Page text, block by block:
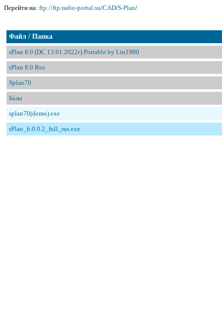
Перейти на: ftp://ftp.radio-portal.su/CAD/S-Plan/
Файл / Папка
sPlan 8.0 (DC 13.01.2022г) Portable by Lin1980
sPlan 8.0 Rus
Splan70
Базы
splan70(demo).exe
sPlan_6.0.0.2_full_rus.exe